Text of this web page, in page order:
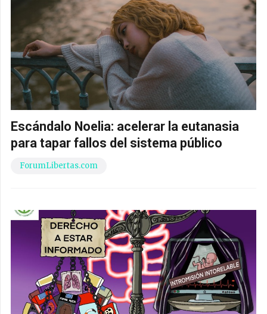
Escándalo Noelia: acelerar la eutanasia
para tapar fallos del sistema público
ForumLibertas.com